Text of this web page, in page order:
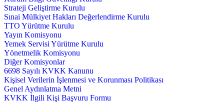
Strateji Geliştirme Kurulu
Sınai Mülkiyet Hakları Değerlendirme Kurulu
TTO Yürütme Kurulu
Yayın Komisyonu
Yemek Servisi Yürütme Kurulu
Yönetmelik Komisyonu
Diğer Komisyonlar
6698 Sayılı KVKK Kanunu
Kişisel Verilerin İşlenmesi ve Korunması Politikası
Genel Aydınlatma Metni
KVKK İlgili Kişi Başvuru Formu